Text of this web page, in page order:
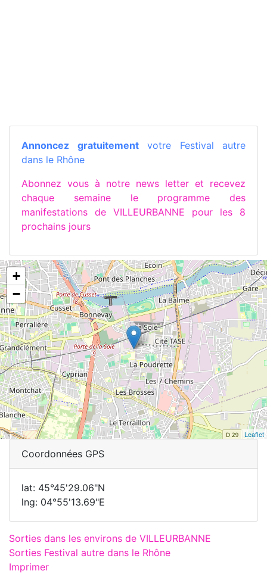
Annoncez gratuitementvotre Festival autre
dans le Rhône
Abonnez vous à notre news letter et recevez
chaque semaine le programme des
manifestations de VILLEURBANNE pour les 8
prochains jours
+
−
Leaflet
Coordonnées GPS
lat: 45°45'29.06"N
lng: 04°55'13.69"E
Sorties dans les environs de VILLEURBANNE
Sorties Festival autre dans le Rhône
Imprimer